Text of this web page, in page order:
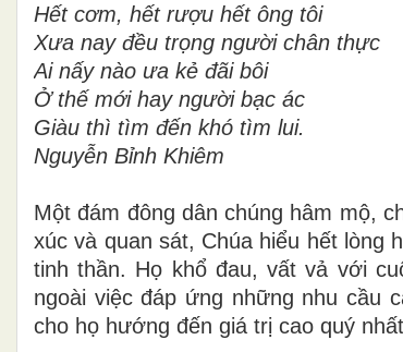
Hết cơm, hết rượu hết ông tôi
Xưa nay đều trọng người chân thực
Ai nấy nào ưa kẻ đãi bôi
Ở thế mới hay người bạc ác
Giàu thì tìm đến khó tìm lui.
Nguyễn Bỉnh Khiêm
Một đám đông dân chúng hâm mộ,
xúc và quan sát, Chúa hiểu hết lòng
tinh thần. Họ khổ đau, vất vả với
ngoài việc đáp ứng những nhu cầu
cho họ hướng đến giá trị cao quý